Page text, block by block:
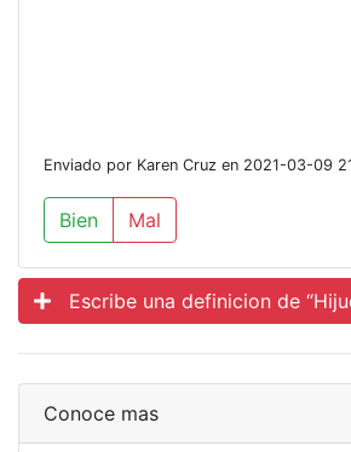
Enviado por Karen Cruz en 2021-03-09
Bien Mal
Escribe una definicion de
Conoce mas